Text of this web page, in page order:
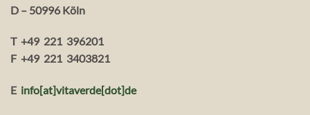
D – 50996 Köln
T +49 221 396201
F +49 221 3403821
E info[at]vitaverde[dot]de